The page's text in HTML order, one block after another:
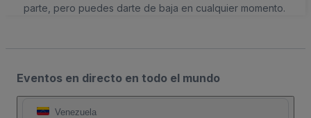
parte, pero puedes darte de baja en cualquier momento.
Eventos en directo en todo el mundo
Venezuela